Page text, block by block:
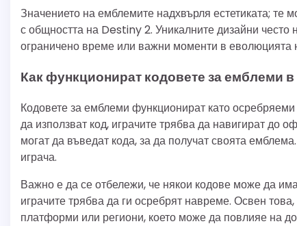
Значението на емблемите надхвърля естетиката; те
с общността на Destiny 2. Уникалните дизайни често
ограничено време или важни моменти в еволюцията
Как функционират кодовете за емблеми в
Кодовете за емблеми функционират като
да използват код, играчите трябва да навигират до
могат да въведат кода, за да получат своята
играча.
Важно е да се отбележи, че някои кодове може да
играчите трябва да ги осребрят навреме. Освен
платформи или региони, което може да повлияе на